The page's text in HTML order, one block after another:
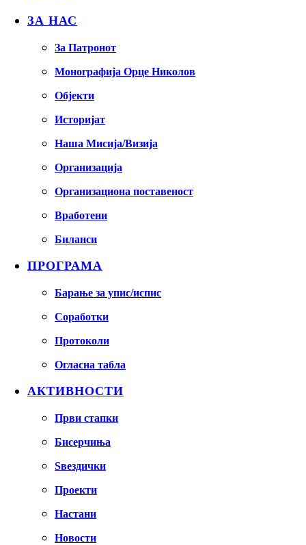
ЗА НАС
За Патронот
Монографија Орце Николов
Објекти
Историјат
Наша Мисија/Визија
Организација
Организациона поставеност
Вработени
Биланси
ПРОГРАМА
Барање за упис/испис
Соработки
Протоколи
Огласна табла
АКТИВНОСТИ
Први стапки
Бисерчиња
Ѕвездички
Проекти
Настани
Новости